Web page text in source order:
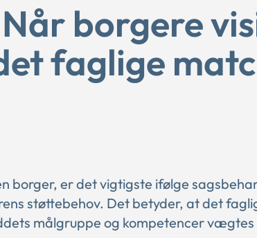
borgere
faglige
borger, er det vigtigste ifølge
støttebehov. Det betyder, at det
målgruppe og kompetencer vægtes